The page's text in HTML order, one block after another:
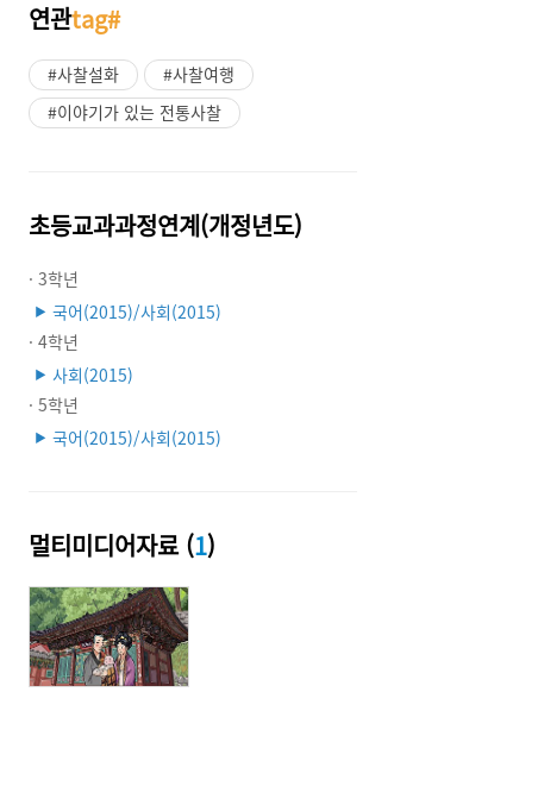
연관tag#
#사찰설화
#사찰여행
#이야기가 있는 전통사찰
초등교과과정연계(개정년도)
· 3학년
▶ 국어(2015)/사회(2015)
· 4학년
▶ 사회(2015)
· 5학년
▶ 국어(2015)/사회(2015)
멀티미디어자료 (1)